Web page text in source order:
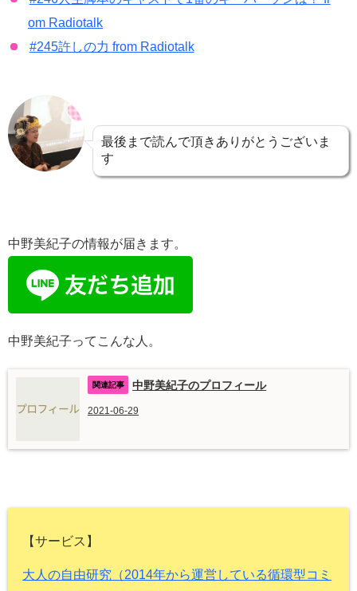
om Radiotalk
#245許しの力 from Radiotalk
最後まで読んで頂きありがとうございま
す
中野美紀子の情報が届きます。
中野美紀子ってこんな人。
中野美紀子のプロフィール
2021-06-29
【サービス】
大人の自由研究（2014年から運営している循環型コミ